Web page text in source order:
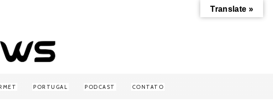
PORTUGAL PODCAST CONTATO
Translate »